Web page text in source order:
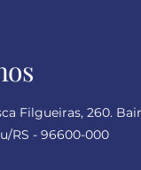
Filgueiras, 260.
RS - 96600-000